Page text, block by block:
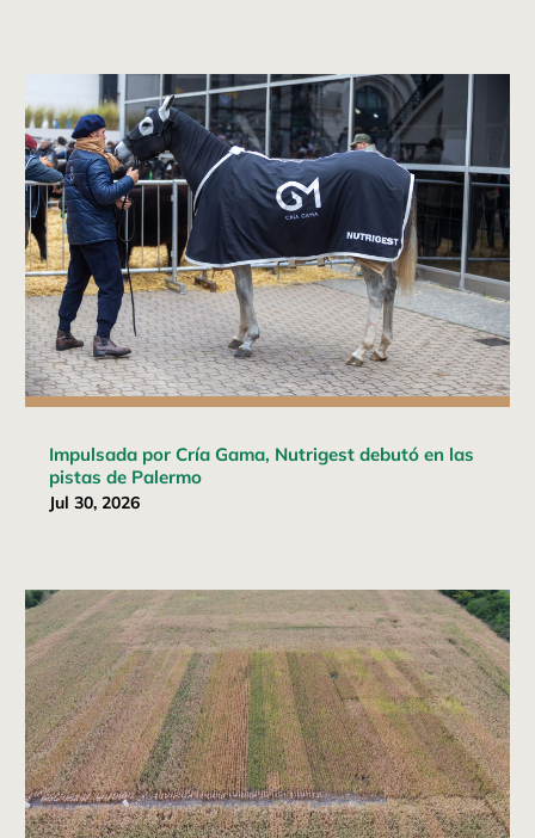
Impulsada por Cría Gama, Nutrigest debutó en las
pistas de Palermo
Jul 30, 2026